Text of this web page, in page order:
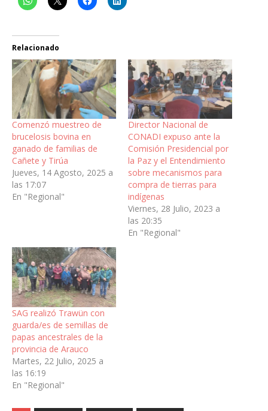
Relacionado
Comenzó muestreo de
brucelosis bovina en
ganado de familias de
Cañete y Tirúa
Jueves, 14 Agosto, 2025 a
las 17:07
En "Regional"
Director Nacional de
CONADI expuso ante la
Comisión Presidencial por
la Paz y el Entendimiento
sobre mecanismos para
compra de tierras para
indígenas
Viernes, 28 Julio, 2023 a
las 20:35
En "Regional"
SAG realizó Trawün con
guarda/es de semillas de
papas ancestrales de la
provincia de Arauco
Martes, 22 Julio, 2025 a
las 16:19
En "Regional"